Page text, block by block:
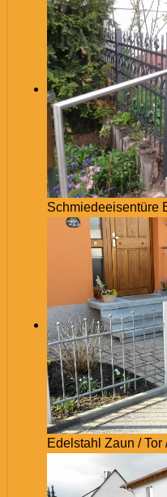
Schmiedeeisentüre
Edelstahl Zaun /